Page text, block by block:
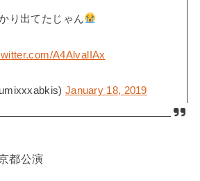
り出てたじゃん
A4AlvalIAx
January 18, 2019
都公演